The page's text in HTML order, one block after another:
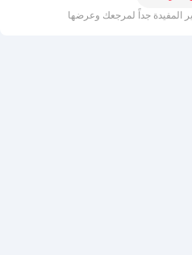
المفيدة جداً لمرجعك وعرضها